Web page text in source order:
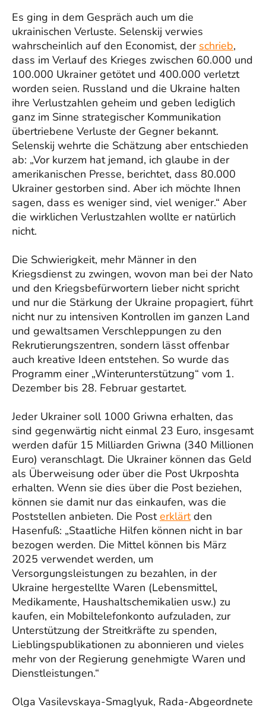
Es ging in dem Gespräch auch um die
ukrainischen Verluste. Selenskij verwies
wahrscheinlich auf den Economist, der schrieb,
dass im Verlauf des Krieges zwischen 60.000 und
100.000 Ukrainer getötet und 400.000 verletzt
worden seien. Russland und die Ukraine halten
ihre Verlustzahlen geheim und geben lediglich
ganz im Sinne strategischer Kommunikation
übertriebene Verluste der Gegner bekannt.
Selenskij wehrte die Schätzung aber entschieden
ab: „Vor kurzem hat jemand, ich glaube in der
amerikanischen Presse, berichtet, dass 80.000
Ukrainer gestorben sind. Aber ich möchte Ihnen
sagen, dass es weniger sind, viel weniger.“ Aber
die wirklichen Verlustzahlen wollte er natürlich
nicht.
Die Schwierigkeit, mehr Männer in den
Kriegsdienst zu zwingen, wovon man bei der Nato
und den Kriegsbefürwortern lieber nicht spricht
und nur die Stärkung der Ukraine propagiert, führt
nicht nur zu intensiven Kontrollen im ganzen Land
und gewaltsamen Verschleppungen zu den
Rekrutierungszentren, sondern lässt offenbar
auch kreative Ideen entstehen. So wurde das
Programm einer „Winterunterstützung“ vom 1.
Dezember bis 28. Februar gestartet.
Jeder Ukrainer soll 1000 Griwna erhalten, das
sind gegenwärtig nicht einmal 23 Euro, insgesamt
werden dafür 15 Milliarden Griwna (340 Millionen
Euro) veranschlagt. Die Ukrainer können das Geld
als Überweisung oder über die Post Ukrposhta
erhalten. Wenn sie dies über die Post beziehen,
können sie damit nur das einkaufen, was die
Poststellen anbieten. Die Posterklärtden
Hasenfuß: „Staatliche Hilfen können nicht in bar
bezogen werden. Die Mittel können bis März
2025 verwendet werden, um
Versorgungsleistungen zu bezahlen, in der
Ukraine hergestellte Waren (Lebensmittel,
Medikamente, Haushaltschemikalien usw.) zu
kaufen, ein Mobiltelefonkonto aufzuladen, zur
Unterstützung der Streitkräfte zu spenden,
Lieblingspublikationen zu abonnieren und vieles
mehr von der Regierung genehmigte Waren und
Dienstleistungen.“
Olga Vasilevskaya-Smaglyuk, Rada-Abgeordnete